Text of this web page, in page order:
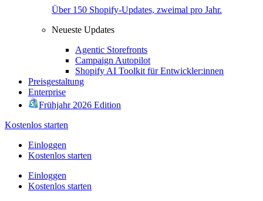
Über 150 Shopify-Updates, zweimal pro Jahr.
Neueste Updates
Agentic Storefronts
Campaign Autopilot
Shopify AI Toolkit für Entwickler:innen
Preisgestaltung
Enterprise
Frühjahr 2026 Edition
Kostenlos starten
Einloggen
Kostenlos starten
Einloggen
Kostenlos starten